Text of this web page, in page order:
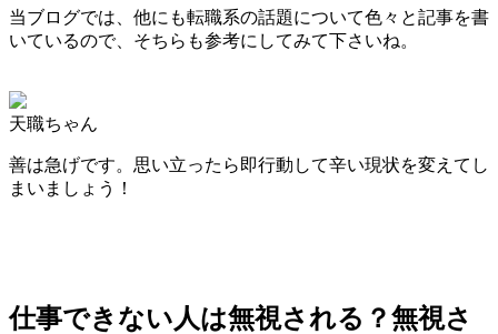
当ブログでは、他にも転職系の話題について色々と記事を書
いているので、そちらも参考にしてみて下さいね。
天職ちゃん
善は急げです。思い立ったら即行動して辛い現状を変えてし
まいましょう！
仕事できない人は無視される？無視さ